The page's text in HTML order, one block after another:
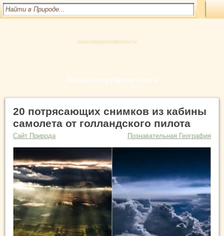
www.atlasprirodirossii.ru
Выберите рубрику блога
20 потрясающих снимков из кабины
самолета от голландского пилота
Сайт Природа Познавательная География